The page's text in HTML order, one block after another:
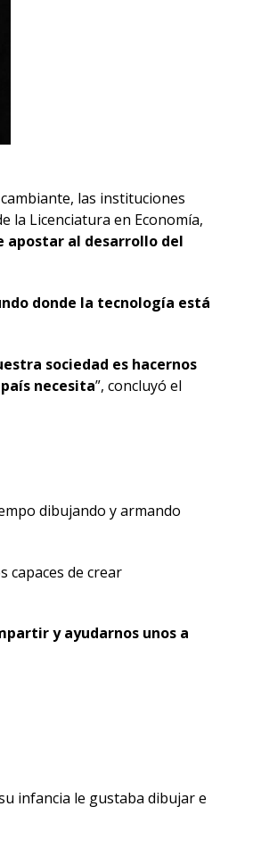
las instituciones
la Licenciatura en Economía,
apostar al desarrollo del
donde la tecnología está
sociedad es hacernos
necesita”, concluyó el
dibujando y armando
capaces de crear
y ayudarnos unos a
infancia le gustaba dibujar e